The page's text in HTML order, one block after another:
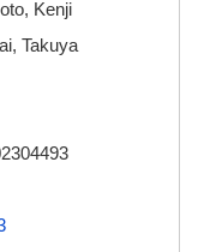
, Kenji
, Takuya